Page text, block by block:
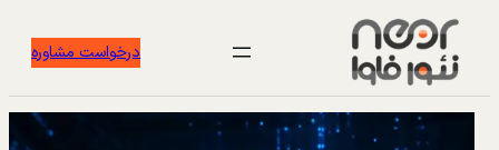
درخواست مشاوره